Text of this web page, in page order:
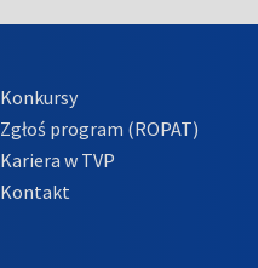
Konkursy
Zgłoś program (ROPAT)
Kariera w TVP
Kontakt